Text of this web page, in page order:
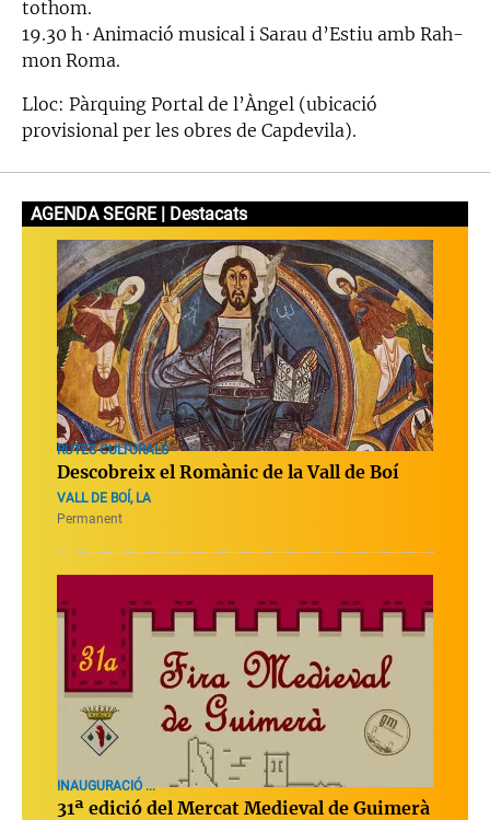
tothom.
19.30 h · Animació musical i Sarau d’Estiu amb Rah-
mon Roma.
Lloc: Pàrquing Portal de l’Àngel (ubicació
provisional per les obres de Capdevila).
AGENDA SEGRE | Destacats
RUTES CULTURALS
Descobreix el Romànic de la Vall de Boí
VALL DE BOÍ, LA
Permanent
INAUGURACIÓ ...
31ª edició del Mercat Medieval de Guimerà